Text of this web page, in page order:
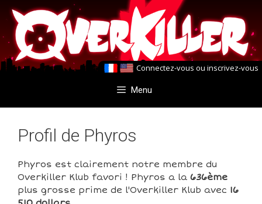
Aller
au
contenu
Aller
au
contenu
Connectez-vous ou inscrivez-vous
Menu
Profil de Phyros
Phyros est clairement notre membre du
Overkiller Klub favori ! Phyros a la 636ème
plus grosse prime de l'Overkiller Klub avec 16